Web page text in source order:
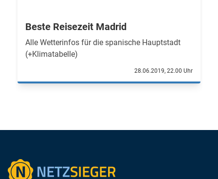
Beste Reisezeit Madrid
Alle Wetterinfos für die spanische Hauptstadt
(+Klimatabelle)
28.06.2019, 22.00 Uhr